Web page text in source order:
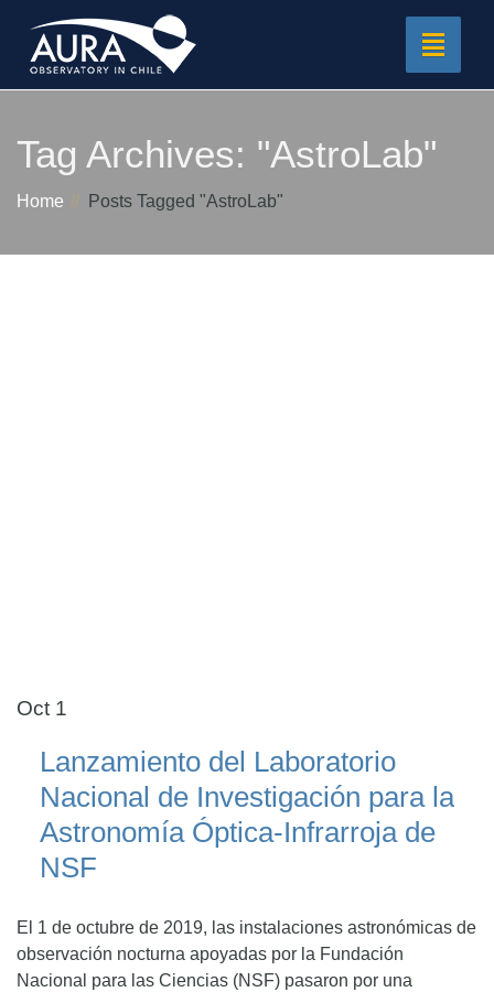
Toggle
Tag Archives: "AstroLab"
Home Posts Tagged "AstroLab"
Oct 1
Lanzamiento del Laboratorio
Nacional de Investigación para la
Astronomía Óptica-Infrarroja de
NSF
El 1 de octubre de 2019, las instalaciones astronómicas de
observación nocturna apoyadas por la Fundación
Nacional para las Ciencias (NSF) pasaron por una